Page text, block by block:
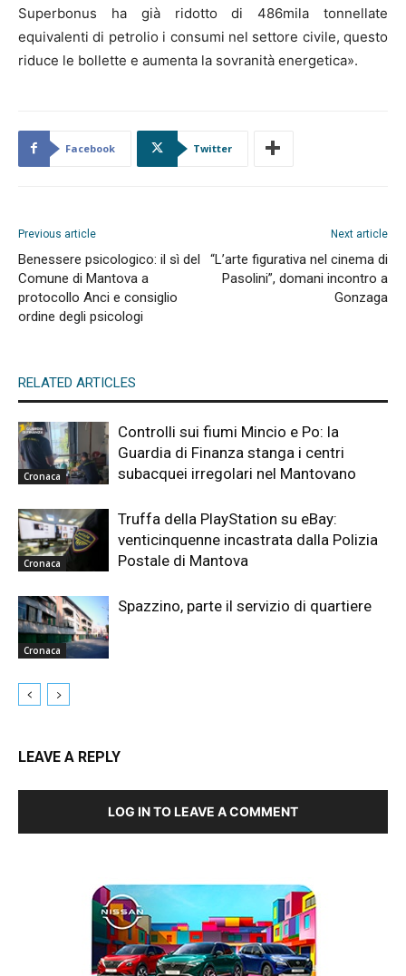
Superbonus ha già ridotto di 486mila tonnellate
equivalenti di petrolio i consumi nel settore civile, questo
riduce le bollette e aumenta la sovranità energetica».
Facebook Twitter
Previous article
Benessere psicologico: il sì del
Comune di Mantova a
protocollo Anci e consiglio
ordine degli psicologi
Next article
“L’arte figurativa nel cinema di
Pasolini”, domani incontro a
Gonzaga
RELATED ARTICLES
Cronaca
Controlli sui fiumi Mincio e Po: la
Guardia di Finanza stanga i centri
subacquei irregolari nel Mantovano
Cronaca
Truffa della PlayStation su eBay:
venticinquenne incastrata dalla Polizia
Postale di Mantova
Cronaca
Spazzino, parte il servizio di quartiere
LEAVE A REPLY
LOG IN TO LEAVE A COMMENT